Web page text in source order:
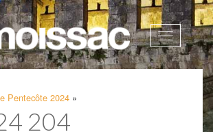
Afficher
la
Pentecôte 2024 »
204